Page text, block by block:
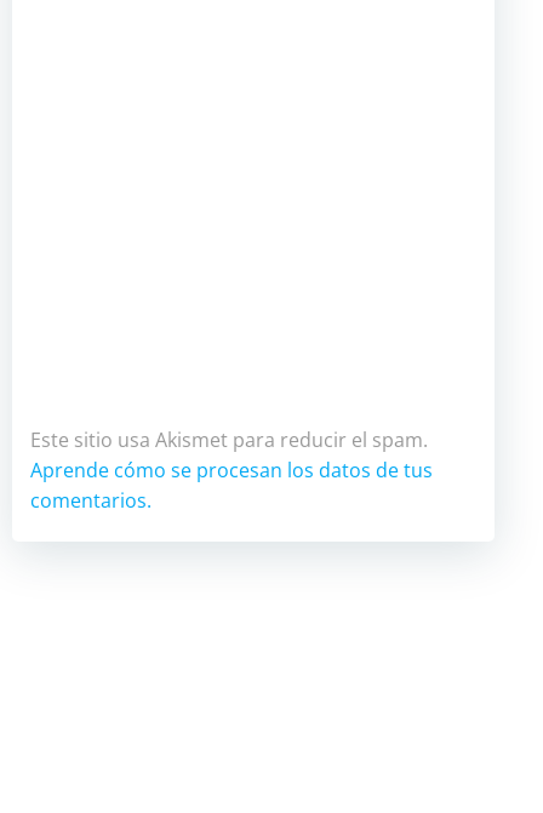
Este sitio usa Akismet para reducir el spam.
Aprende cómo se procesan los datos de tus
comentarios.